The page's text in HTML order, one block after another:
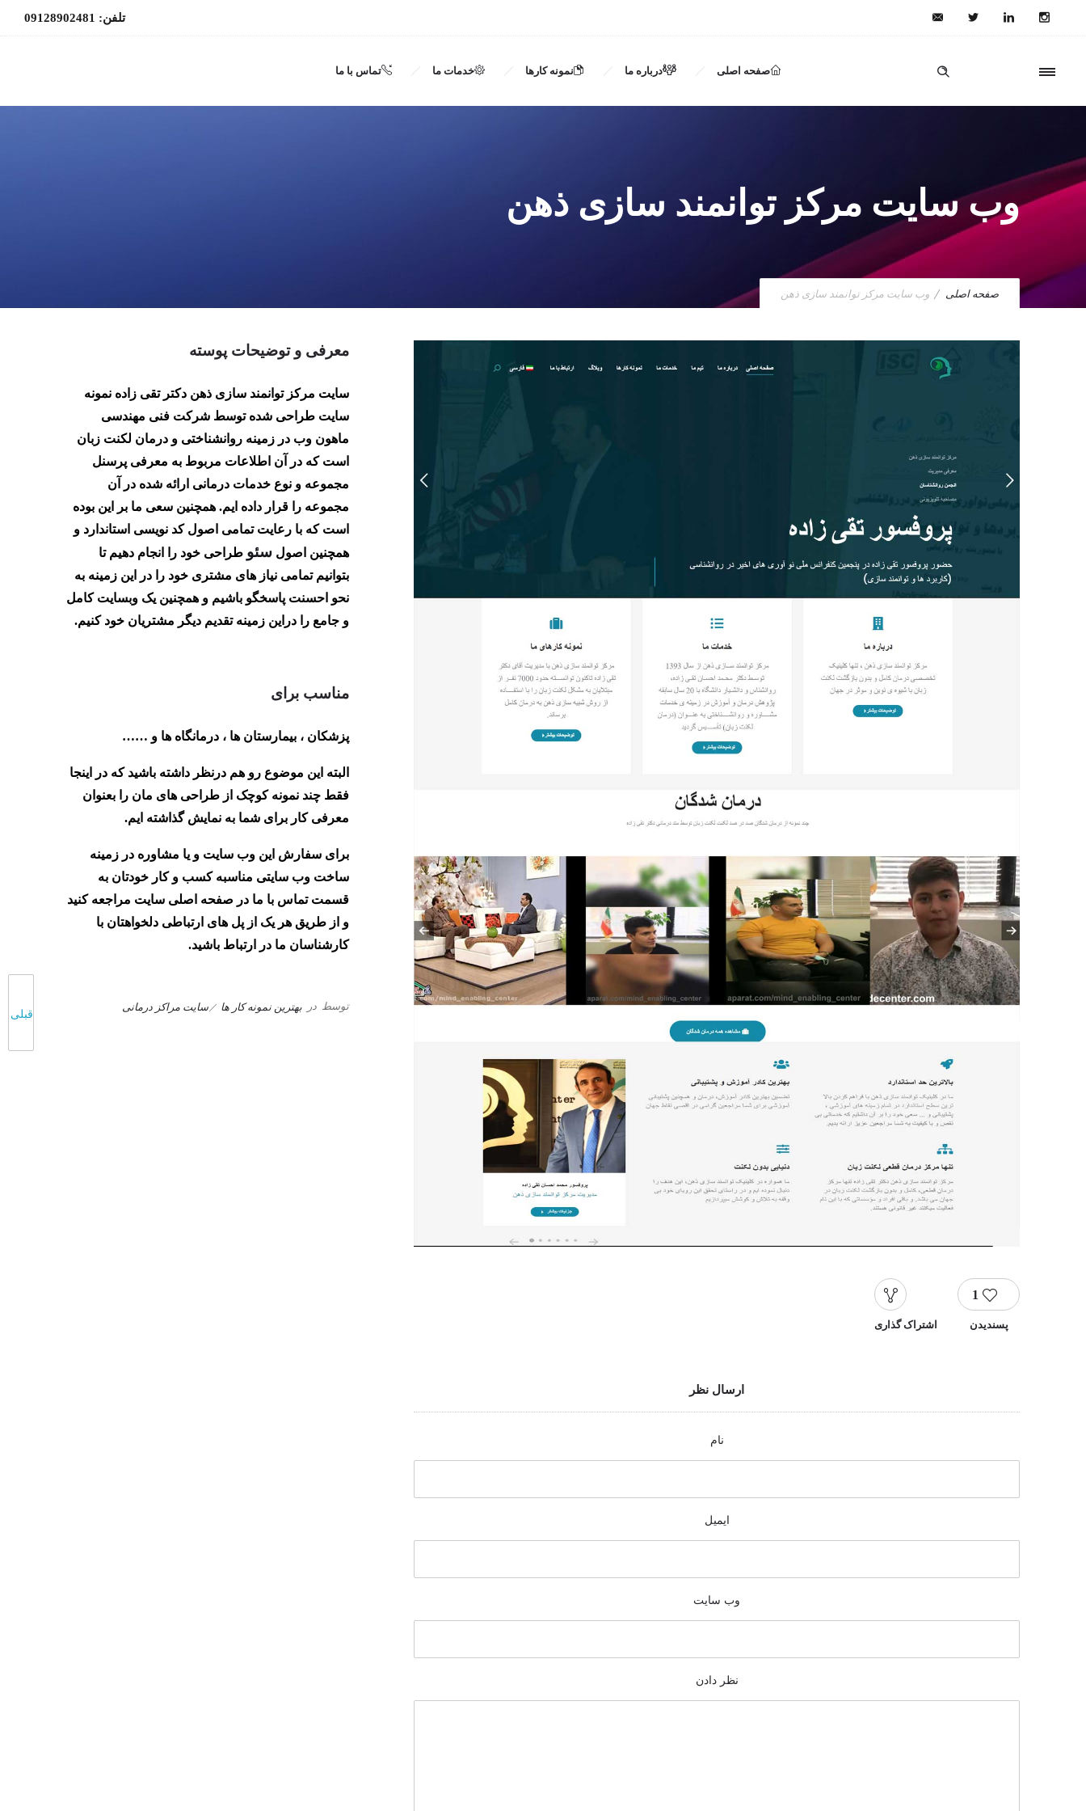
تلفن: 09128902481
صفحه اصلی درباره ما نمونه کارها خدمات ما تماس با ما
وب سایت مرکز توانمند سازی ذهن
صفحه اصلی وب سایت مرکز توانمند سازی ذهن
قبلی
1
پسندیدن اشتراک گذاری
ارسال نظر
نام
ایمیل
وب سایت
نظر دادن
معرفی و توضیحات پوسته
سایت مرکز توانمند سازی ذهن دکتر تقی زاده نمونه
سایت طراحی شده توسط شرکت فنی مهندسی
ماهون وب در زمینه روانشناختی و درمان لکنت زبان
است که در آن اطلاعات مربوط به معرفی پرسنل
مجموعه و نوع خدمات درمانی ارائه شده در آن
مجموعه را قرار داده ایم. همچنین سعی ما بر این بوده
است که با رعایت تمامی اصول کد نویسی استاندارد و
همچنین اصولسئو طراحی خود را انجام دهیم تا
بتوانیم تمامی نیاز های مشتری خود را در این زمینه به
نحو احسنت پاسخگو باشیم و همچنین یک وبسایت کامل
و جامع را دراین زمینه تقدیم دیگر مشتریان خود کنیم.
مناسب برای
پزشکان ، بیمارستان ها ، درمانگاه ها و ……
البته این موضوع رو هم درنظر داشته باشید که در اینجا
فقط چند نمونه کوچک از طراحی های مان را بعنوان
معرفی کار برای شما به نمایش گذاشته ایم.
برای سفارش این وب سایت و یا مشاوره در زمینه
ساخت وب سایتی مناسبه کسب و کار خودتان به
قسمت تماس با ما در صفحه اصلی سایت مراجعه کنید
و از طریق هر یک از پل های ارتباطی دلخواهتان با
کارشناسان ما در ارتباط باشید.
توسط در بهترین نمونه کار ها سایت مراکز درمانی